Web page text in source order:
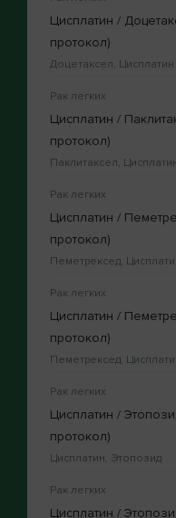
Цисплатин /
протокол)
Доцетаксел, Цисплатин
Рак легких
Цисплатин /
протокол)
Паклитаксел,
Рак легких
Цисплатин /
протокол)
Пеметрексед,
Рак легких
Цисплатин /
протокол)
Пеметрексед,
Рак легких
Цисплатин /
протокол)
Цисплатин, Этопозид
Рак легких
Цисплатин /